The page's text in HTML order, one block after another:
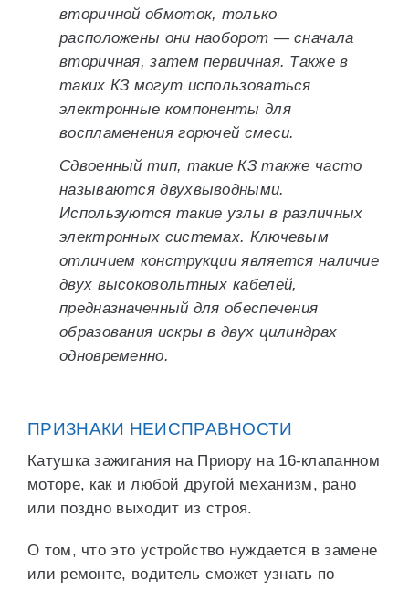
вторичной обмоток, только
расположены они наоборот — сначала
вторичная, затем первичная. Также в
таких КЗ могут использоваться
электронные компоненты для
воспламенения горючей смеси.
Сдвоенный тип, такие КЗ также часто
называются двухвыводными.
Используются такие узлы в различных
электронных системах. Ключевым
отличием конструкции является наличие
двух высоковольтных кабелей,
предназначенный для обеспечения
образования искры в двух цилиндрах
одновременно.
ПРИЗНАКИ НЕИСПРАВНОСТИ
Катушка зажигания на Приору на 16-клапанном
моторе, как и любой другой механизм, рано
или поздно выходит из строя.
О том, что это устройство нуждается в замене
или ремонте, водитель сможет узнать по